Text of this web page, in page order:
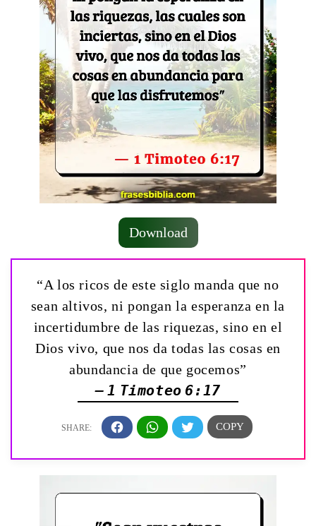
Download
“A los ricos de este siglo manda que no
sean altivos, ni pongan la esperanza en la
incertidumbre de las riquezas, sino en el
Dios vivo, que nos da todas las cosas en
abundancia de que gocemos”
— 1 Timoteo 6:17